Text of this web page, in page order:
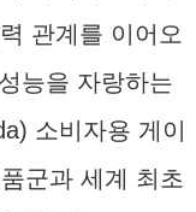
관계를 이어오
능을 자랑하는
소비자용 게이
군과 세계 최초